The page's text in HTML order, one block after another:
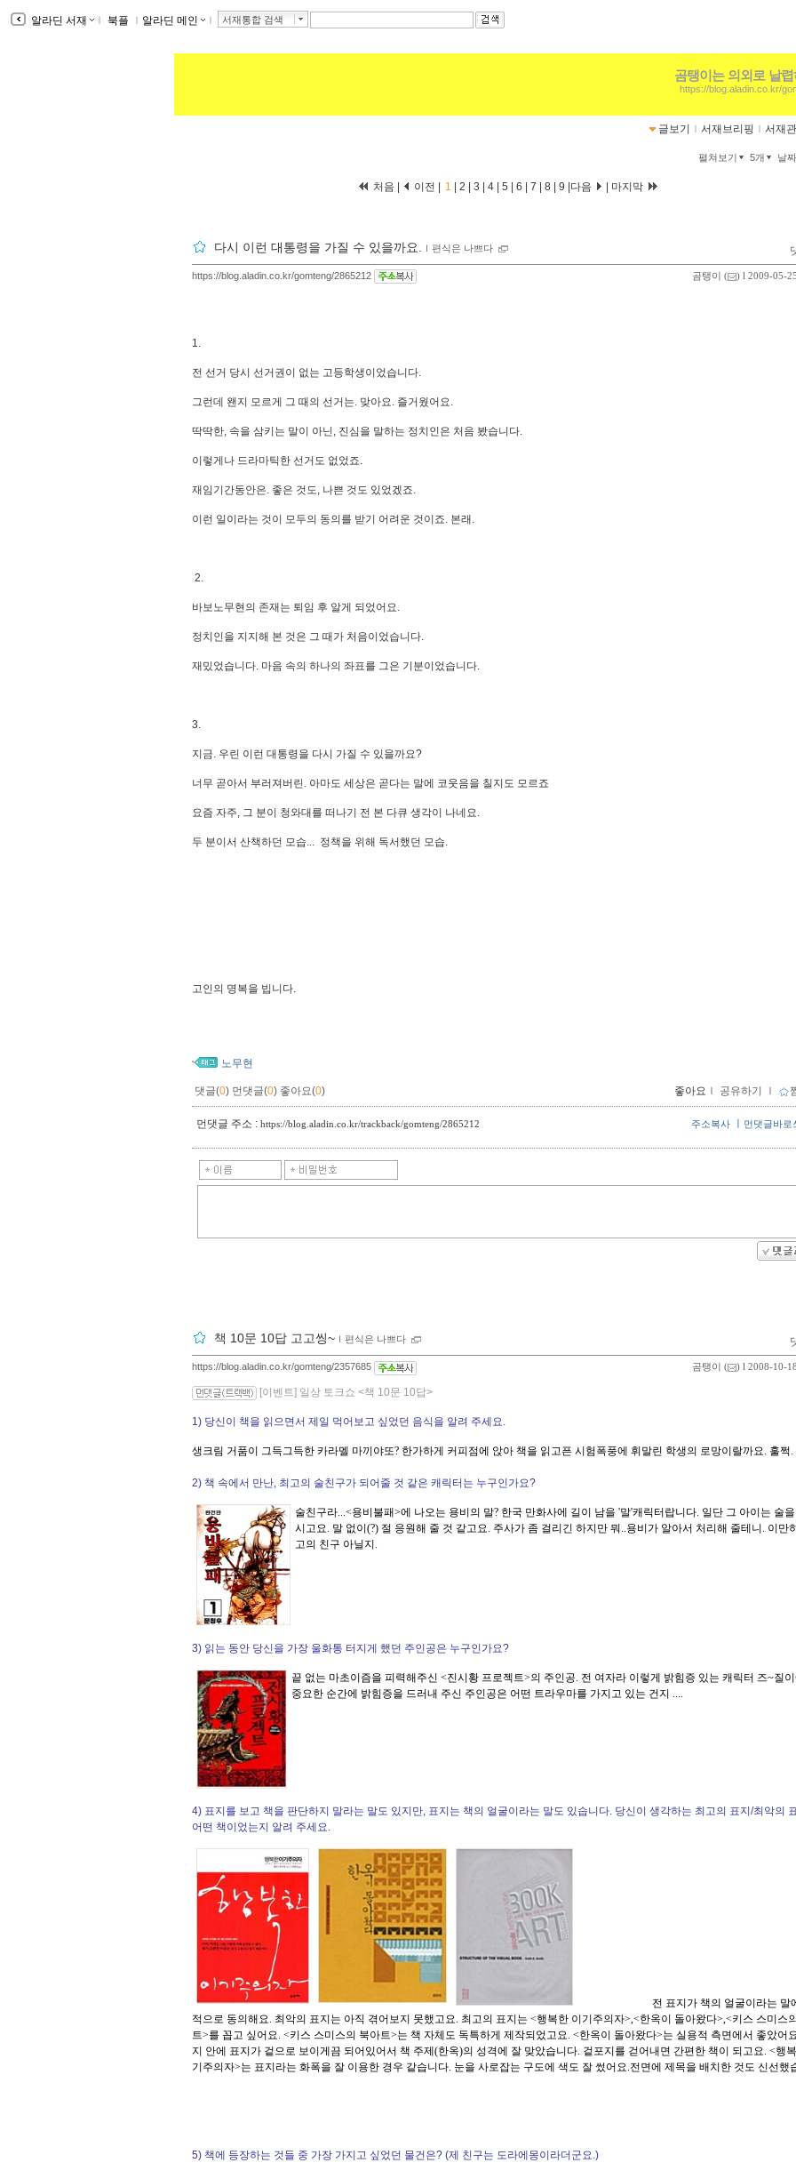
알라딘 서재 ｌ 북플 ｌ 알라딘 메인 ｌ 서재통합 검색
곰탱이는 의외로 날
https://blog.aladin.co.kr/
글보기 ｌ 서재브리핑 ｌ 서재
펼쳐보기 5개 날
처음 | 이전 | 1 2 3 4 5 6 7 8 9 다음 마지막
다시 이런 대통령을 가질 수 있을까요. ｌ 편식은 나쁘다
곰탱이 ( ) l 2009-05-
https://blog.aladin.co.kr/gomteng/2865212
1.
전 선거 당시 선거권이 없는 고등학생이었습니다.
그런데 왠지 모르게 그 때의 선거는. 맞아요. 즐거웠어요.
딱딱한, 속을 삼키는 말이 아닌, 진심을 말하는 정치인은 처음 봤습니다.
이렇게나 드라마틱한 선거도 없었죠.
재임기간동안은. 좋은 것도, 나쁜 것도 있었겠죠.
이런 일이라는 것이 모두의 동의를 받기 어려운 것이죠. 본래.
2.
바보노무현의 존재는 퇴임 후 알게 되었어요.
정치인을 지지해 본 것은 그 때가 처음이었습니다.
재밌었습니다. 마음 속의 하나의 좌표를 그은 기분이었습니다.
3.
지금. 우린 이런 대통령을 다시 가질 수 있을까요?
너무 곧아서 부러져버린. 아마도 세상은 곧다는 말에 코웃음을 칠지도 모르죠
요즘 자주, 그 분이 청와대를 떠나기 전 본 다큐 생각이 나네요.
두 분이서 산책하던 모습... 정책을 위해 독서했던 모습.
고인의 명복을 빕니다.
노무현
댓글(0) 먼댓글(0) 좋아요(0) 좋아요 ｌ 공유하기 ｌ
먼댓글 주소 : https://blog.aladin.co.kr/trackback/gomteng/2865212 먼댓글바로
주소복사
책 10문 10답 고고씽~ ｌ 편식은 나쁘다
곰탱이 ( ) l 2008-10-
https://blog.aladin.co.kr/gomteng/2357685
[이벤트] 일상 토크쇼 <책 10문 10답>
1) 당신이 책을 읽으면서 제일 먹어보고 싶었던 음식을 알려 주세요.
생크림 거품이 그득그득한 카라멜 마끼야또? 한가하게 커피점에 앉아 책을 읽고픈 시험폭풍에 휘말린 학생의 로망이랄까요. 훌쩍.
2) 책 속에서 만난, 최고의 술친구가 되어줄 것 같은 캐릭터는 누구인가요?
술친구라...<용비불패>에 나오는 용비의 말? 한국 만화사에 길이 남을 '말'캐릭터랍니다. 일단 그 아이는 술
시고요. 말 없이(?) 절 응원해 줄 것 같고요. 주사가 좀 걸리긴 하지만 뭐..용비가 알아서 처리해 줄테니. 이만
고의 친구 아닐지.
3) 읽는 동안 당신을 가장 울화통 터지게 했던 주인공은 누구인가요?
끝 없는 마초이즘을 피력해주신 <진시황 프로젝트>의 주인공. 전 여자라 이렇게 밝힘증 있는 캐릭터 즈~질
중요한 순간에 밝힘증을 드러내 주신 주인공은 어떤 트라우마를 가지고 있는 건지 ....
4) 표지를 보고 책을 판단하지 말라는 말도 있지만, 표지는 책의 얼굴이라는 말도 있습니다. 당신이 생각하는 최고의 표지/최악의
어떤 책이었는지 알려 주세요.
전 표지가 책의 얼굴이라는 말
적으로 동의해요. 최악의 표지는 아직 겪어보지 못했고요. 최고의 표지는 <행복한 이기주의자>,<한옥이 돌아왔다>,<키스 스미스
트>를 꼽고 싶어요. <키스 스미스의 북아트>는 책 자체도 독특하게 제작되었고요. <한옥이 돌아왔다>는 실용적 측면에서 좋았어
지 안에 표지가 겉으로 보이게끔 되어있어서 책 주제(한옥)의 성격에 잘 맞았습니다. 겉포지를 걷어내면 간편한 책이 되고요. <행복
기주의자>는 표지라는 화폭을 잘 이용한 경우 같습니다. 눈을 사로잡는 구도에 색도 잘 썼어요.전면에 제목을 배치한 것도 신선했
5) 책에 등장하는 것들 중 가장 가지고 싶었던 물건은? (제 친구는 도라에몽이라더군요.)